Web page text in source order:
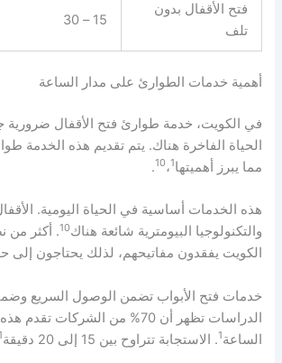
فتح الأقفال بدون
تلف
15 – 30
أهمية خدمات الطوارئ على مدار الساعة
في الكويت، خدمة طوارئ فتح الأقفال ضرورية
الحياة الفاخرة هناك. يتم تقديم هذه الخدمة
مما يبرز أهميتها
10،1
.
هذه الخدمات أساسية في الحياة اليومية.
والتكنولوجيا البيومترية شائعة هناك10. أكثر
الكويت يفقدون مفاتيحهم، لذلك يحتاجون إلى
خدمات فتح الأبواب تضمن الوصول السريع
الدراسات تظهر أن 70% من الشركات
الساعة1. الاستجابة تتراوح بين 15 إلى 20 دقيقة